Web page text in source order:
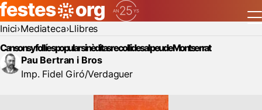
Inici Mediateca Llibres
Cansons y follíes populars inèditas recollides al peu de Montserrat
Pau Bertran i Bros
Imp. Fidel Giró/Verdaguer